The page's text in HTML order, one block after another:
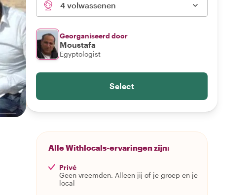
4 volwassenen
Georganiseerd door
Moustafa
Egyptologist
Select
Alle Withlocals-ervaringen zijn:
Privé
Geen vreemden. Alleen jij of je groep en je
local